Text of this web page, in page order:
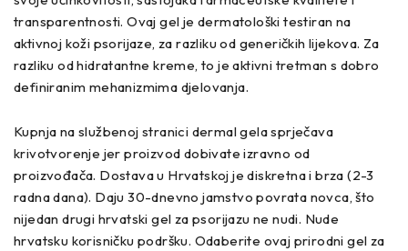
transparentnosti. Ovaj gel je dermatološki testiran na
aktivnoj koži psorijaze, za razliku od generičkih lijekova. Za
razliku od hidratantne kreme, to je aktivni tretman s dobro
definiranim mehanizmima djelovanja.
Kupnja na službenoj stranici dermal gela sprječava
krivotvorenje jer proizvod dobivate izravno od
proizvođača. Dostava u Hrvatskoj je diskretna i brza (2-3
radna dana). Daju 30-dnevno jamstvo povrata novca, što
nijedan drugi hrvatski gel za psorijazu ne nudi. Nude
hrvatsku korisničku podršku. Odaberite ovaj prirodni gel za